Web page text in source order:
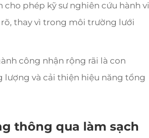
phép kỹ sư nghiên cứu hành vi
thay vì trong môi trường lưới
công nhận rộng rãi là con
và cải thiện hiệu năng tổng
thông qua làm sạch